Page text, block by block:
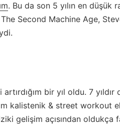
. Bu da son 5 yılın en düşük
Second Machine Age,
bir yıl oldu. 7
kalistenik & street workout
gelişim açısından oldukça